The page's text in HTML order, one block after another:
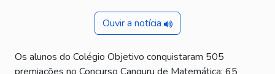
Ouvir a notícia
Os alunos do Colégio Objetivo conquistaram 505